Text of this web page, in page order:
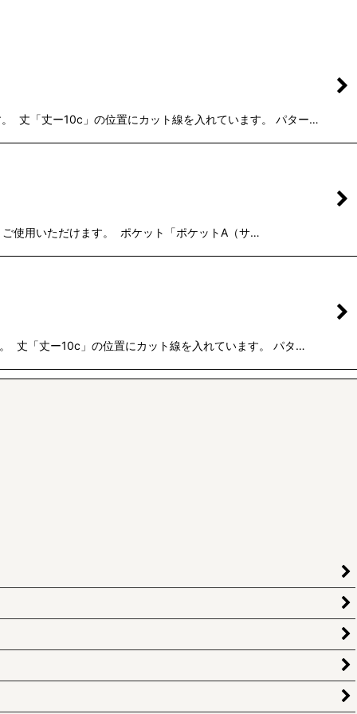
丈「丈ー10c」の位置にカット線を入れています。 パター…
使用いただけます。 ポケット「ポケットA（サ…
丈「丈ー10c」の位置にカット線を入れています。 パタ…